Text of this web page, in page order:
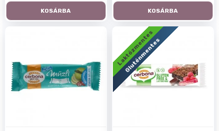
KOSÁRBA KOSÁRBA
Laktózmentes
Gluténmentes